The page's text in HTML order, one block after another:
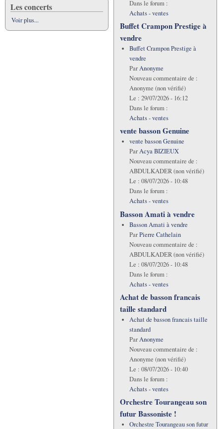
Les concerts
Voir plus...
Dans le forum :
Achats - ventes
Buffet Crampon Prestige à
vendre
Buffet Crampon Prestige à
vendre
ParAnonyme
Nouveau commentaire de :
Anonyme (non vérifié)
Le : 29/07/2026 - 16:12
Dans le forum :
Achats - ventes
vente basson Genuine
vente basson Genuine
ParAcya BIZIEUX
Nouveau commentaire de :
ABDULKADER (non vérifié)
Le : 08/07/2026 - 10:48
Dans le forum :
Achats - ventes
Basson Amati à vendre
Basson Amati à vendre
ParPierre Cathelain
Nouveau commentaire de :
ABDULKADER (non vérifié)
Le : 08/07/2026 - 10:48
Dans le forum :
Achats - ventes
Achat de basson francais
taille standard
Achat de basson francais taille
standard
ParAnonyme
Nouveau commentaire de :
Anonyme (non vérifié)
Le : 08/07/2026 - 10:40
Dans le forum :
Achats - ventes
Orchestre Tourangeau son
futur Bassoniste !
Orchestre Tourangeau son futur